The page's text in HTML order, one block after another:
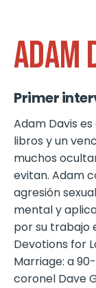
ADAM
Primer
Adam Davis
libros y un
muchos
evitan. Adam
agresión
mental y
por su trabajo
Devotions for
Marriage: a
coronel Dave